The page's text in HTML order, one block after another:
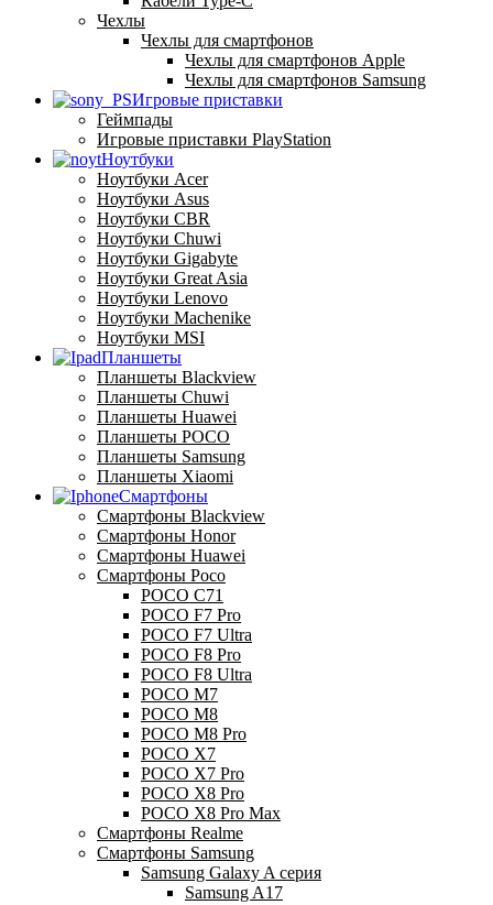
Чехлы
Чехлы для смартфонов
Чехлы для смартфонов Apple
Чехлы для смартфонов Samsung
Игровые приставки
Геймпады
Игровые приставки PlayStation
Ноутбуки
Ноутбуки Acer
Ноутбуки Asus
Ноутбуки CBR
Ноутбуки Chuwi
Ноутбуки Gigabyte
Ноутбуки Great Asia
Ноутбуки Lenovo
Ноутбуки Machenike
Ноутбуки MSI
Планшеты
Планшеты Blackview
Планшеты Chuwi
Планшеты Huawei
Планшеты POCO
Планшеты Samsung
Планшеты Xiaomi
Смартфоны
Смартфоны Blackview
Смартфоны Honor
Смартфоны Huawei
Смартфоны Poco
POCO C71
POCO F7 Pro
POCO F7 Ultra
POCO F8 Pro
POCO F8 Ultra
POCO M7
POCO M8
POCO M8 Pro
POCO X7
POCO X7 Pro
POCO X8 Pro
POCO X8 Pro Max
Смартфоны Realme
Смартфоны Samsung
Samsung Galaxy A серия
Samsung A17